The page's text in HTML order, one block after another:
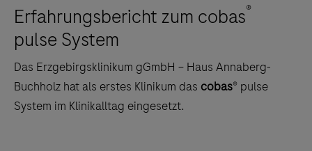
Erfahrungsbericht zum cobas®
pulse System
Das Erzgebirgsklinikum gGmbH – Haus Annaberg-
Buchholz hat als erstes Klinikum das cobas® pulse
System im Klinikalltag eingesetzt.